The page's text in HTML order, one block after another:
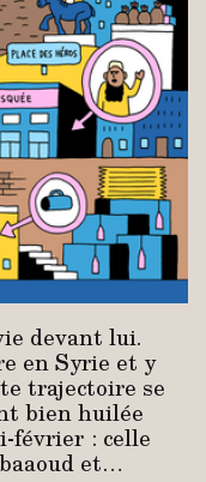
devant lui.
en Syrie et y
trajectoire se
bien huilée
février : celle
et…